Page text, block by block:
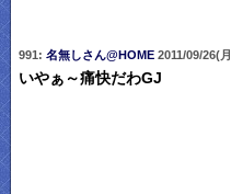
991: 名無しさん@HOME2011/09/26(
いやぁ～痛快だわGJ